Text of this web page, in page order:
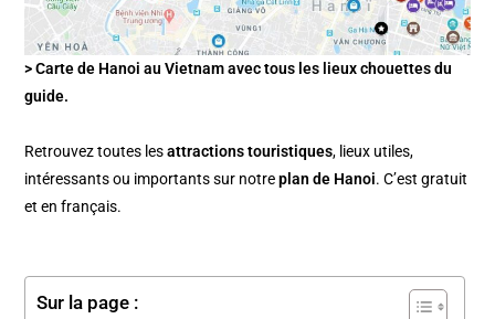
> Carte de Hanoi au Vietnam avec tous les lieux chouettes du
guide.
Retrouvez toutes lesattractions touristiques, lieux utiles,
intéressants ou importants sur notreplan de Hanoi. C’est gratuit
et en français.
Sur la page :